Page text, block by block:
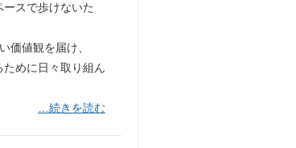
スで歩けないた
価値観を届け、
ために日々取り組ん
…続きを読む